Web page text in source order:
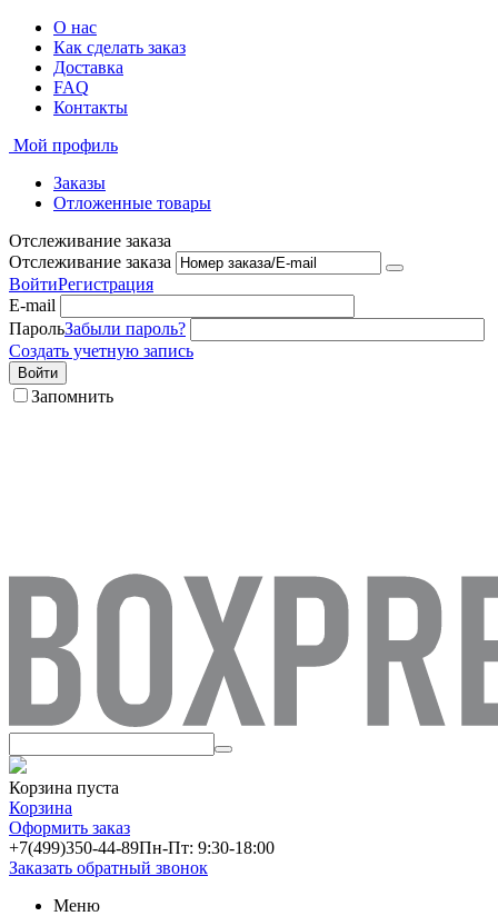
О нас
Как сделать заказ
Доставка
FAQ
Контакты
Мой профиль
Заказы
Отложенные товары
Отслеживание заказа
Отслеживание заказа
ВойтиРегистрация
E-mail
ПарольЗабыли пароль?
Создать учетную запись
Войти
Запомнить
Корзина пуста
Корзина
Оформить заказ
+7(499)350-44-89Пн-Пт: 9:30-18:00
Заказать обратный звонок
Меню